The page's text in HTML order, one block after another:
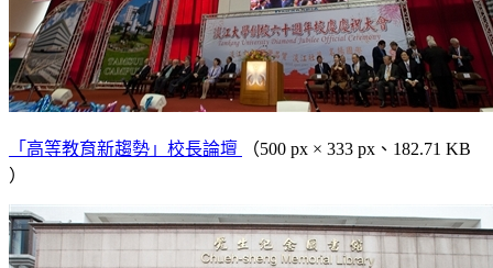
「高等教育新趨勢」校長論壇
（500 px × 333 px、182.71 KB
）